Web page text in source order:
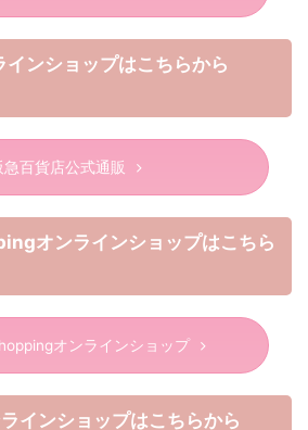
インショップはこちらから
急百貨店公式通販
オンラインショップはこちら
オンラインショップ
インショップはこちらから